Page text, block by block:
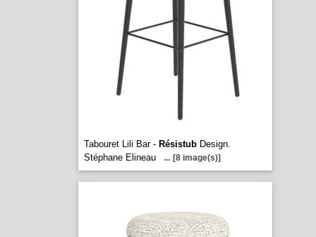
Tabouret Lili Bar - RésistubDesign.
Stéphane Elineau
... [8 image(s)]